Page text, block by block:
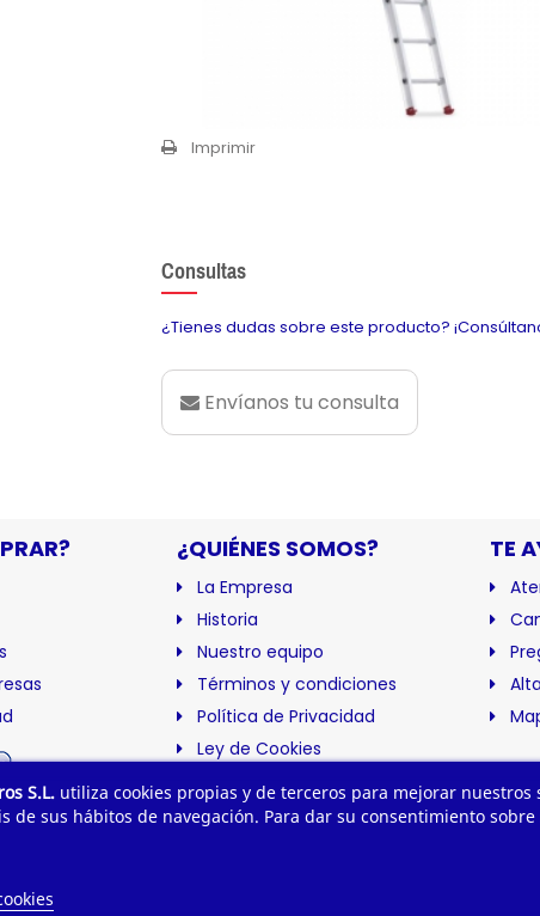
Imprimir
Consultas
¿Tienes dudas sobre este producto?
Envíanos tu consulta
¿QUIÉNES SOMOS?
La Empresa
Historia
Nuestro equipo
Términos y condiciones
Política de Privacidad
Ley de Cookies
Certificación
TE
S.L. utiliza cookies propias y de terceros para mejorar
de sus hábitos de navegación. Para dar su consentimiento